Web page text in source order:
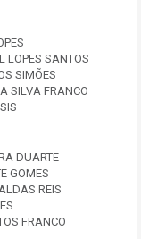
SANTOS
SIMÕES
FRANCO
DUARTE
GOMES
REIS
FRANCO